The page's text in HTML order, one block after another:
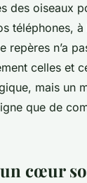
des oiseaux
téléphones,
n’a
celles et
mais un
que de
un cœur